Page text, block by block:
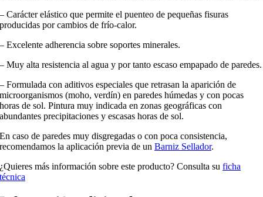
– Carácter elástico que permite el puenteo de pequeñas fisuras
producidas por cambios de frío-calor.
– Excelente adherencia sobre soportes minerales.
– Muy alta resistencia al agua y por tanto escaso empapado de paredes.
– Formulada con aditivos especiales que retrasan la aparición de
microorganismos (moho, verdín) en paredes húmedas y con pocas
horas de sol. Pintura muy indicada en zonas geográficas con
abundantes precipitaciones y escasas horas de sol.
En caso de paredes muy disgregadas o con poca consistencia,
recomendamos la aplicación previa de unBarniz Sellador.
¿Quieres más información sobre este producto? Consulta suficha
técnica